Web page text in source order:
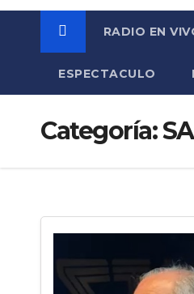
RADIO EN
ESPECTACULO
Categoría: